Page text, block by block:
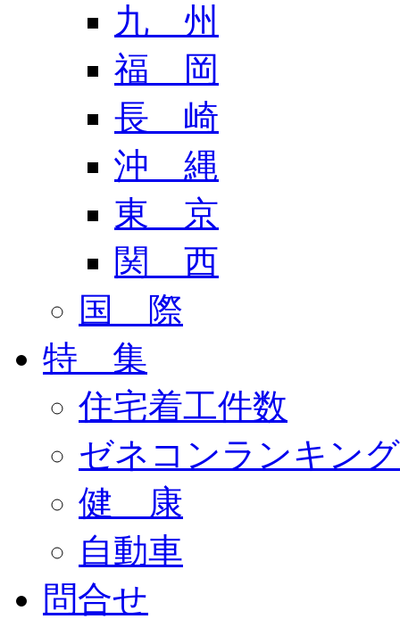
九 州
福 岡
長 崎
沖 縄
東 京
関 西
国 際
特 集
住宅着工件数
ゼネコンランキング
健 康
自動車
問合せ